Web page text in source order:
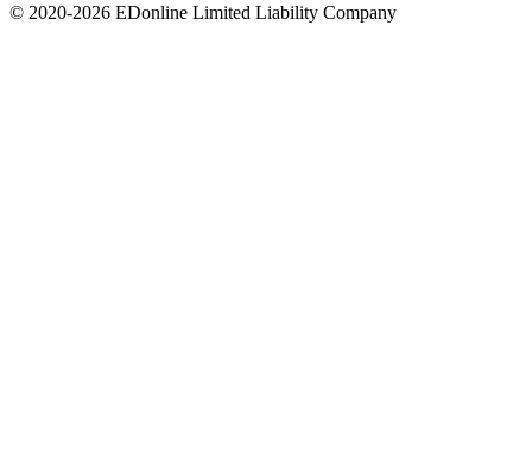
© 2020-2026 EDonline Limited Liability Company